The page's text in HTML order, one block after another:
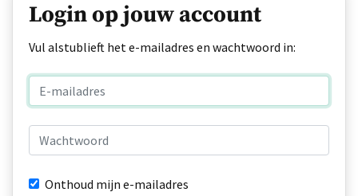
Login op jouw account
Vul alstublieft het e-mailadres en wachtwoord in:
Onthoud mijn e-mailadres